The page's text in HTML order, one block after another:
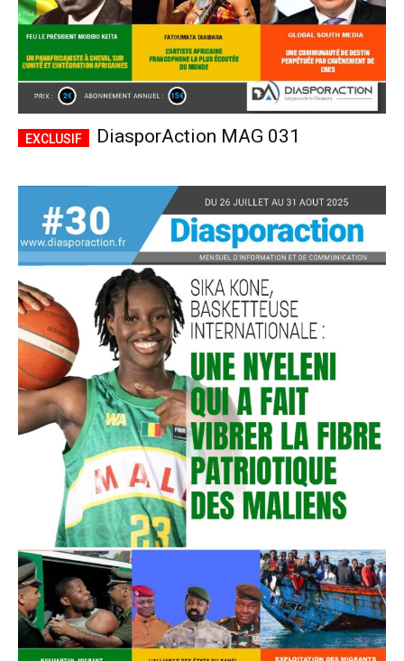
DiasporAction MAG 031